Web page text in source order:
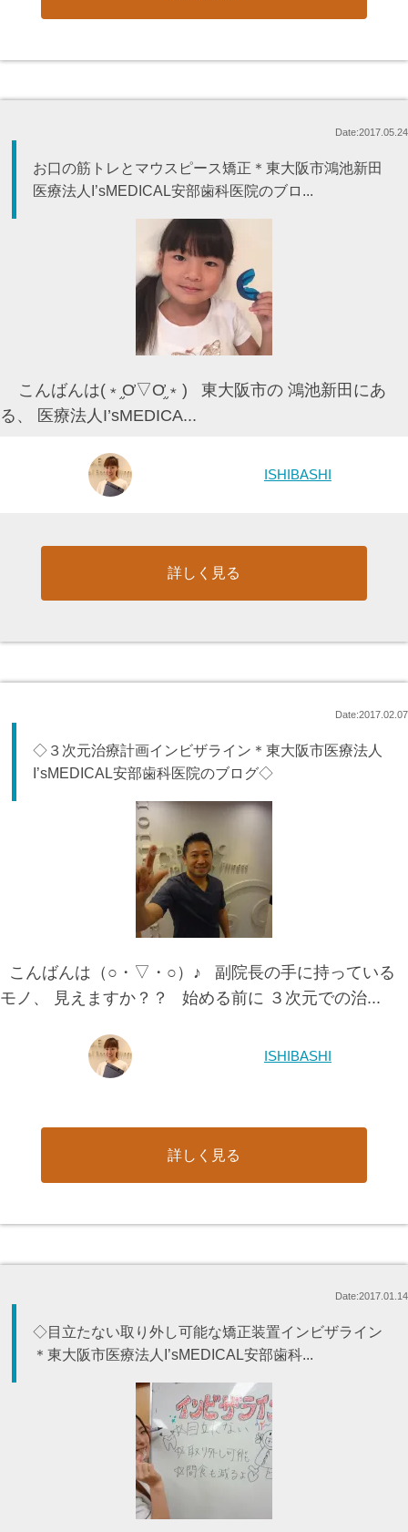
Date:2017.05.24
お口の筋トレとマウスピース矯正＊東大阪市鴻池新田
医療法人I’sMEDICAL安部歯科医院のブロ...
こんばんは(﹡֦Ơ▽Ơ֦﹡) 東大阪市の 鴻池新田にあ
る、 医療法人I’sMEDICA...
ISHIBASHI
詳しく見る
Date:2017.02.07
◇３次元治療計画インビザライン＊東大阪市医療法人
I’sMEDICAL安部歯科医院のブログ◇
こんばんは（○・▽・○）♪ 副院長の手に持っている
モノ、 見えますか？？ 始める前に ３次元での治...
ISHIBASHI
詳しく見る
Date:2017.01.14
◇目立たない取り外し可能な矯正装置インビザライン
＊東大阪市医療法人I’sMEDICAL安部歯科...